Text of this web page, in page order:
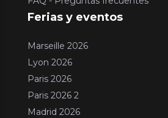
Ferias y eventos
Marseille 2026
Lyon 2026
Paris 2026
Paris 2026 2
Madrid 2026